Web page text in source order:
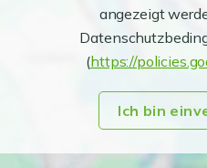
angezeigt
(https://
Ich bin